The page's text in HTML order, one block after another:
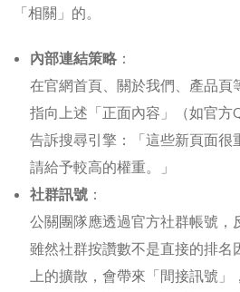
「相關」的。
內部連結策略 ：
在官網首頁、關於我們、產品頁
指向上述「正面內容」（如官方
告訴搜尋引擎：「這些新頁面很
請給予較高的權重。」
社群訊號 ：
公關團隊應透過官方社群帳號，
雖然社群按讚數不是直接的排名
上的擴散，會帶來「間接訊號」